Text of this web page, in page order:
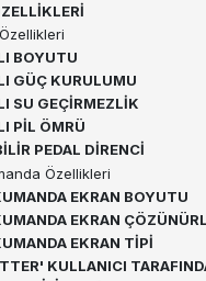
BOYUTU
GÜÇ KURULUMU
SU GEÇİRMEZLİK
PİL ÖMRÜ
PEDAL DİRENCİ
Özellikleri
EKRAN BOYUTU
EKRAN
EKRAN TİPİ
KULLANICI